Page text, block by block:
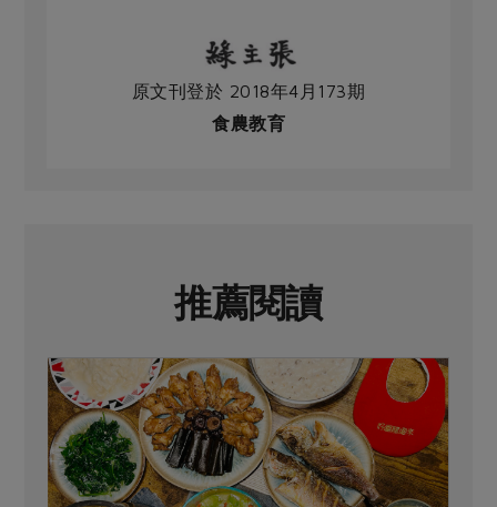
原文刊登於 2018年4月173期
食農教育
推薦閱讀